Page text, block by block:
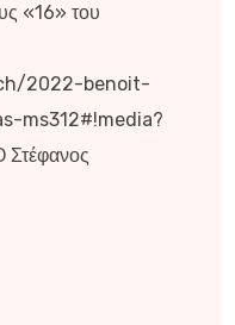
«16» του
2022-benoit-
ms312#!media?